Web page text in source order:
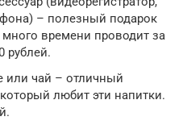
– полезный подарок
времени проводит за
рублей.
или чай – отличный
любит эти напитки.